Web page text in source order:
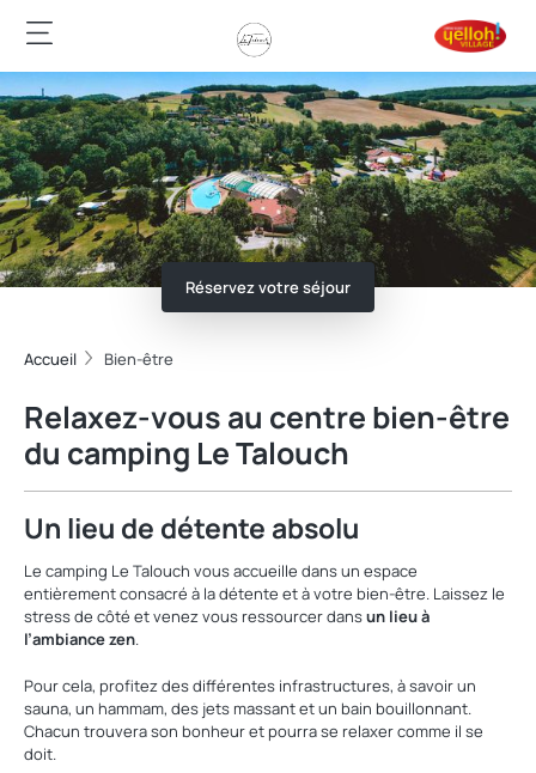
Réservez votre séjour
Accueil Bien-être
Relaxez-vous au centre bien-être
du camping Le Talouch
Un lieu de détente absolu
Le camping Le Talouch vous accueille dans un espace
entièrement consacré à la détente et à votre bien-être. Laissez le
stress de côté et venez vous ressourcer dansun lieu à
l’ambiance zen.
Pour cela, profitez des différentes infrastructures, à savoir un
sauna, un hammam, des jets massant et un bain bouillonnant.
Chacun trouvera son bonheur et pourra se relaxer comme il se
doit.